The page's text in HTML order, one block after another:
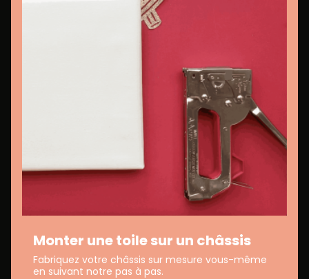
Monter une toile sur un châssis
Fabriquez votre châssis sur mesure vous-même
en suivant notre pas à pas.